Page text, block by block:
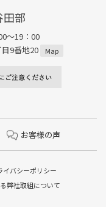
田部
～19：00
9番地20
Map
お客様の声
イバシーポリシー
弊社取組について